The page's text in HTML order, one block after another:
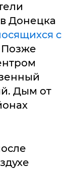
Донецка
с
Позже
Дым от